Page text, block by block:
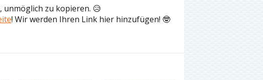
zu kopieren. 😥
! Wir werden Ihren Link hier hinzufügen! 🤓